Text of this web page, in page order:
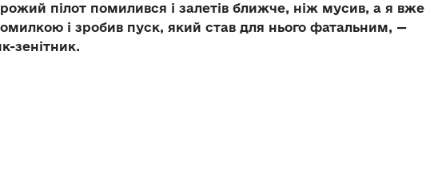
пілот помилився і залетів ближче, ніж мусив, а я вже
і зробив пуск, який став для нього фатальним, —
зенітник.